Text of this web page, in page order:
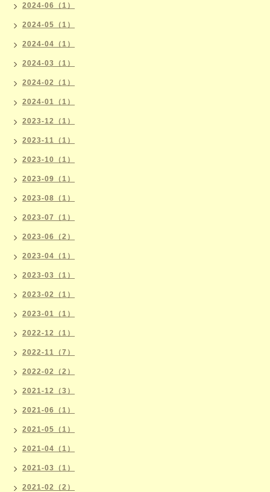
2024-06（1）
2024-05（1）
2024-04（1）
2024-03（1）
2024-02（1）
2024-01（1）
2023-12（1）
2023-11（1）
2023-10（1）
2023-09（1）
2023-08（1）
2023-07（1）
2023-06（2）
2023-04（1）
2023-03（1）
2023-02（1）
2023-01（1）
2022-12（1）
2022-11（7）
2022-02（2）
2021-12（3）
2021-06（1）
2021-05（1）
2021-04（1）
2021-03（1）
2021-02（2）